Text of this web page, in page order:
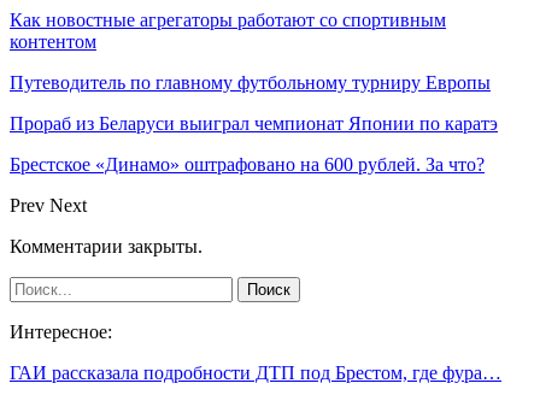
Как новостные агрегаторы работают со спортивным
контентом
Путеводитель по главному футбольному турниру Европы
Прораб из Беларуси выиграл чемпионат Японии по каратэ
Брестское «Динамо» оштрафовано на 600 рублей. За что?
Prev Next
Комментарии закрыты.
Интересное:
ГАИ рассказала подробности ДТП под Брестом, где фура…